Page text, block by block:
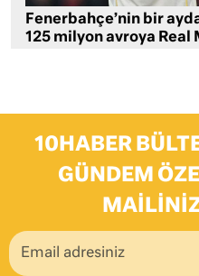
Fenerbahçe’nin bir
125 milyon avroya Real
10HABER
GÜNDEM